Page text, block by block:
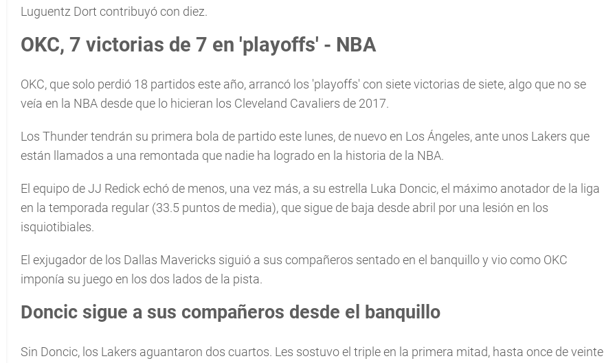
Luguentz Dort contribuyó con diez.
OKC, 7 victorias de 7 en 'playoffs' - NBA
OKC, que solo perdió 18 partidos este año, arrancó los 'playoffs' con siete victorias de siete, algo que no se
veía en la NBA desde que lo hicieran los Cleveland Cavaliers de 2017.
Los Thunder tendrán su primera bola de partido este lunes, de nuevo en Los Ángeles, ante unos Lakers que
están llamados a una remontada que nadie ha logrado en la historia de la NBA.
El equipo de JJ Redick echó de menos, una vez más, a su estrella Luka Doncic, el máximo anotador de la liga
en la temporada regular (33.5 puntos de media), que sigue de baja desde abril por una lesión en los
isquiotibiales.
El exjugador de los Dallas Mavericks siguió a sus compañeros sentado en el banquillo y vio como OKC
imponía su juego en los dos lados de la pista.
Doncic sigue a sus compañeros desde el banquillo
Sin Doncic, los Lakers aguantaron dos cuartos. Les sostuvo el triple en la primera mitad, hasta once de veinte